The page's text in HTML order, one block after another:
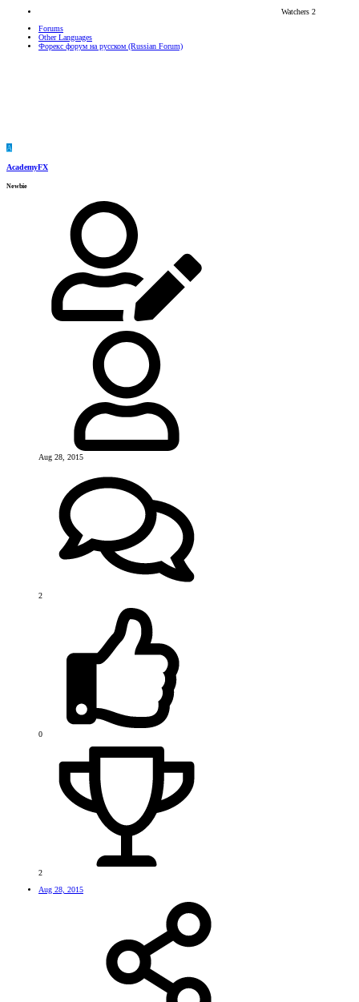
Watchers 2
Forums
Other Languages
Форекс форум на русском (Russian Forum)
A
AcademyFX
Newbie
Aug 28, 2015
2
0
2
Aug 28, 2015